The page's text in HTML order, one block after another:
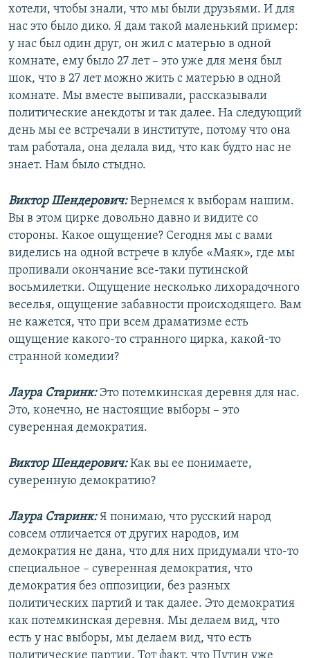
хотели, чтобы знали, что мы были друзьями. И для
нас это было дико. Я дам такой маленький пример:
у нас был один друг, он жил с матерью в одной
комнате, ему было 27 лет – это уже для меня был
шок, что в 27 лет можно жить с матерью в одной
комнате. Мы вместе выпивали, рассказывали
политические анекдоты и так далее. На следующий
день мы ее встречали в институте, потому что она
там работала, она делала вид, что как будто нас не
знает. Нам было стыдно.
Виктор Шендерович:Вернемся к выборам нашим.
Вы в этом цирке довольно давно и видите со
стороны. Какое ощущение? Сегодня мы с вами
виделись на одной встрече в клубе «Маяк», где мы
пропивали окончание все-таки путинской
восьмилетки. Ощущение несколько лихорадочного
веселья, ощущение забавности происходящего. Вам
не кажется, что при всем драматизме есть
ощущение какого-то странного цирка, какой-то
странной комедии?
Лаура Старинк: Это потемкинская деревня для нас.
Это, конечно, не настоящие выборы – это
суверенная демократия.
Виктор Шендерович:Как вы ее понимаете,
суверенную демократию?
Лаура Старинк:Я понимаю, что русский народ
совсем отличается от других народов, им
демократия не дана, что для них придумали что-то
специальное – суверенная демократия, что
демократия без оппозиции, без разных
политических партий и так далее. Это демократия
как потемкинская деревня. Мы делаем вид, что
есть у нас выборы, мы делаем вид, что есть